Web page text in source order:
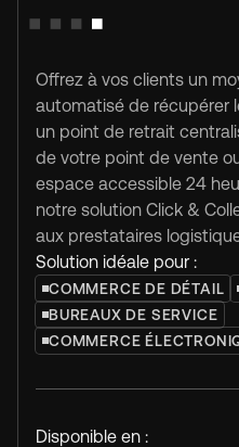
Offrez à vos clients un
automatisé de récupérer
un point de retrait
de votre point de vente
espace accessible 24
notre solution Click &
aux prestataires
Solution idéale pour :
COMMERCE DE DÉTAIL
BUREAUX DE SERVICE
COMMERCE
Disponible en :